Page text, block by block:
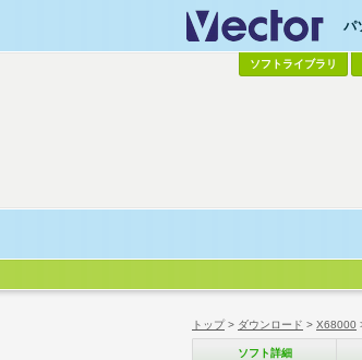
トップ> ダウンロード > X68000
ソフト詳細
パ
ソフトライブラリ